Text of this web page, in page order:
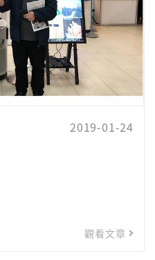
2019-01-24
觀看文章